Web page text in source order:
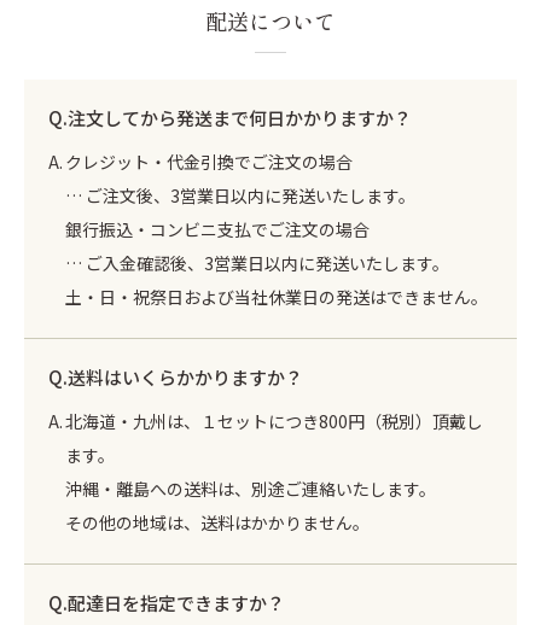
配送について
注文してから発送まで何日かかりますか？
クレジット・代金引換でご注文の場合
… ご注文後、3営業日以内に発送いたします。
銀行振込・コンビニ支払でご注文の場合
… ご入金確認後、3営業日以内に発送いたします。
土・日・祝祭日および当社休業日の発送はできません。
送料はいくらかかりますか？
北海道・九州は、１セットにつき800円（税別）頂戴し
ます。
沖縄・離島への送料は、別途ご連絡いたします。
その他の地域は、送料はかかりません。
配達日を指定できますか？